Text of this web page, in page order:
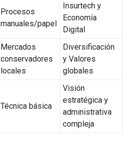
Procesos
manuales/papel
Insurtech y
Economía
Digital
Mercados
conservadores
locales
Diversificación
y Valores
globales
Técnica básica
Visión
estratégica y
administrativa
compleja